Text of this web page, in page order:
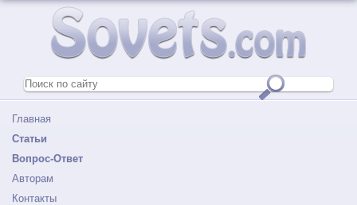
Главная
Статьи
Вопрос-Ответ
Авторам
Контакты